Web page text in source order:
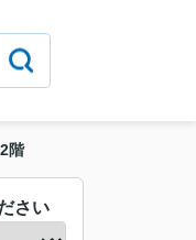
2階
さい